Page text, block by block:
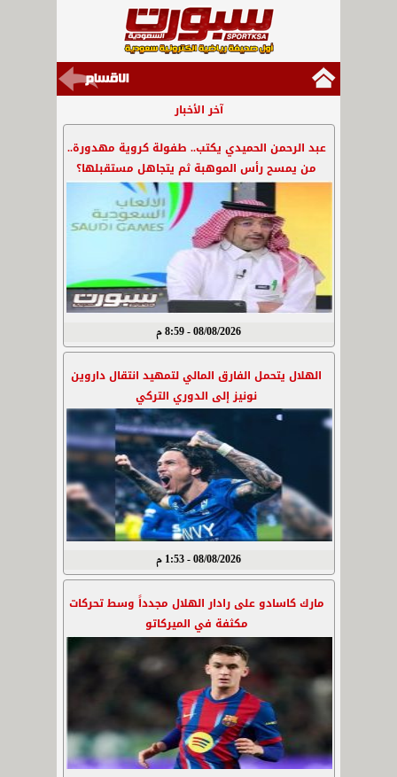
آخر الأخبار
عبد الرحمن الحميدي يكتب.. طفولة كروية مهدورة..
من يمسح رأس الموهبة ثم يتجاهل مستقبلها؟
08/08/2026 - 8:59 م
الهلال يتحمل الفارق المالي لتمهيد انتقال داروين
نونيز إلى الدوري التركي
08/08/2026 - 1:53 م
مارك كاسادو على رادار الهلال مجدداً وسط تحركات
مكثفة في الميركاتو